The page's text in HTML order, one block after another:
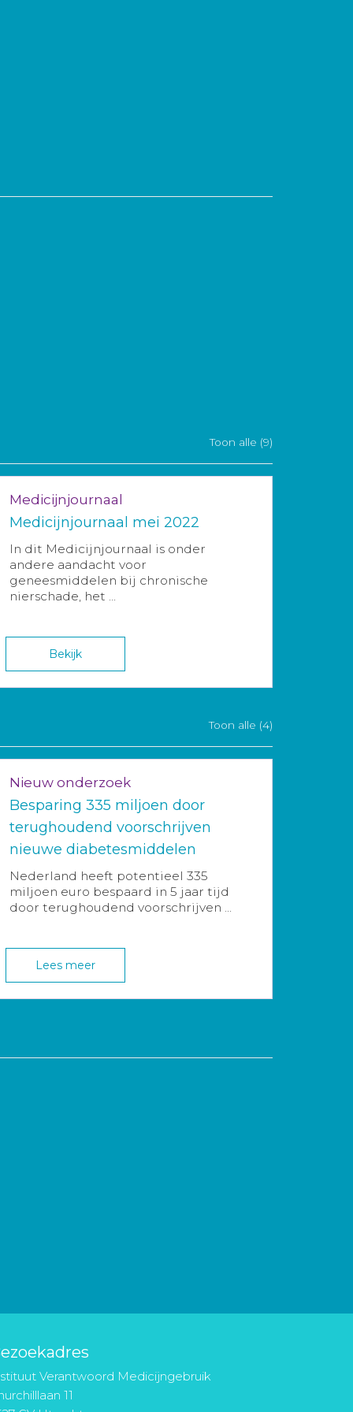
Toon alle (9)
Medicijnjournaal
Medicijnjournaal mei 2022
In dit Medicijnjournaal is onder
andere aandacht voor
geneesmiddelen bij chronische
nierschade, het ...
Bekijk
Toon alle (4)
Nieuw onderzoek
Besparing 335 miljoen door
terughoudend voorschrijven
nieuwe diabetesmiddelen
Nederland heeft potentieel 335
miljoen euro bespaard in 5 jaar tijd
door terughoudend voorschrijven ...
Lees meer
Verantwoord Medicijngebruik
11